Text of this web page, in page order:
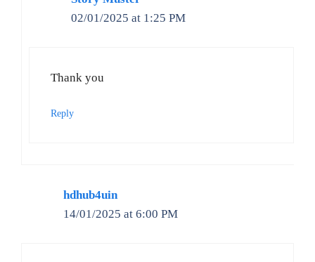
02/01/2025 at 1:25 PM
Thank you
Reply
hdhub4uin
14/01/2025 at 6:00 PM